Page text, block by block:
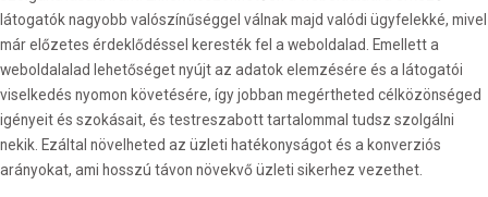
látogatók nagyobb valószínűséggel válnak majd valódi ügyfelekké, mivel
már előzetes érdeklődéssel keresték fel a weboldalad. Emellett a
weboldalalad lehetőséget nyújt az adatok elemzésére és a látogatói
viselkedés nyomon követésére, így jobban megértheted célközönséged
igényeit és szokásait, és testreszabott tartalommal tudsz szolgálni
nekik. Ezáltal növelheted az üzleti hatékonyságot és a konverziós
arányokat, ami hosszú távon növekvő üzleti sikerhez vezethet.